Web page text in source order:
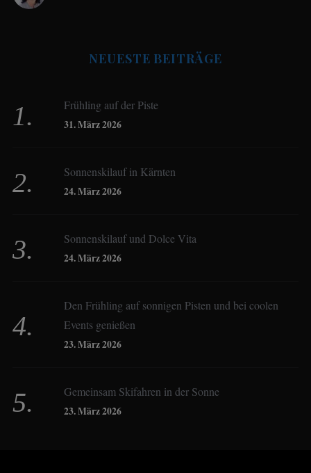
Birgit Werner
Christoph Schrahe
Derk Hoberg
Dominique Schroller
NEUESTE BEITRÄGE
Frühling auf der Piste
31. März 2026
Sonnenskilauf in Kärnten
24. März 2026
Sonnenskilauf und Dolce Vita
24. März 2026
Den Frühling auf sonnigen Pisten und bei coolen
Events genießen
23. März 2026
Gemeinsam Skifahren in der Sonne
23. März 2026